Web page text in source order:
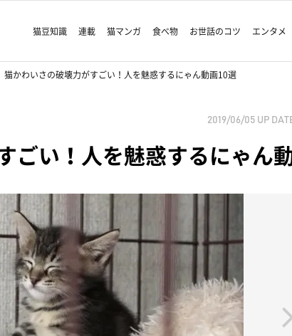
猫豆知識 連載 猫マンガ 食べ物 お世話のコツ エンタメ
猫かわいさの破壊力がすごい！人を魅惑するにゃん動画10選
2019/06/05 UP
ごい！人を魅惑するにゃん